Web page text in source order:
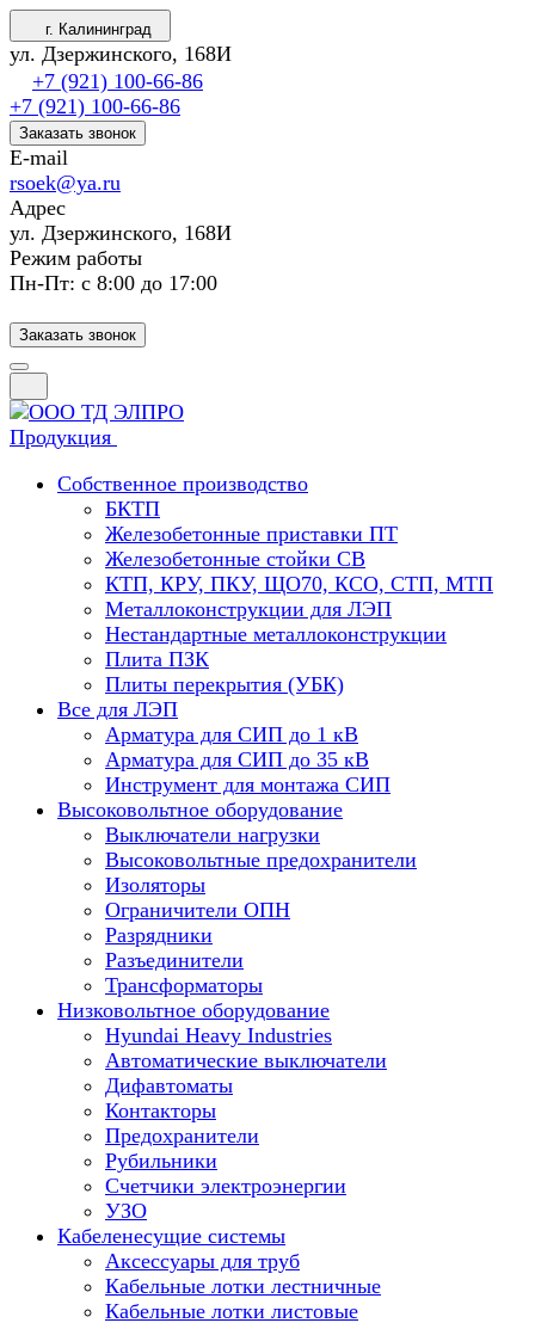
г. Калининград
ул. Дзержинского, 168И
+7 (921) 100-66-86
+7 (921) 100-66-86
Заказать звонок
E-mail
rsoek@ya.ru
Адрес
ул. Дзержинского, 168И
Режим работы
Пн-Пт: с 8:00 до 17:00
Заказать звонок
Продукция
Собственное производство
БКТП
Железобетонные приставки ПТ
Железобетонные стойки СВ
КТП, КРУ, ПКУ, ЩО70, КСО, СТП, МТП
Металлоконструкции для ЛЭП
Нестандартные металлоконструкции
Плита ПЗК
Плиты перекрытия (УБК)
Все для ЛЭП
Арматура для СИП до 1 кВ
Арматура для СИП до 35 кВ
Инструмент для монтажа СИП
Высоковольтное оборудование
Выключатели нагрузки
Высоковольтные предохранители
Изоляторы
Ограничители ОПН
Разрядники
Разъединители
Трансформаторы
Низковольтное оборудование
Hyundai Heavy Industries
Автоматические выключатели
Дифавтоматы
Контакторы
Предохранители
Рубильники
Счетчики электроэнергии
УЗО
Кабеленесущие системы
Аксессуары для труб
Кабельные лотки лестничные
Кабельные лотки листовые